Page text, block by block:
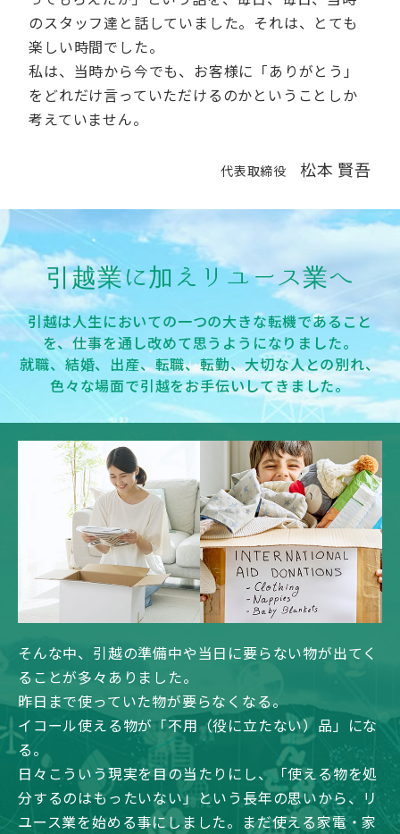
のスタッフ達と話していました。それは、とても
楽しい時間でした。
私は、当時から今でも、お客様に「ありがとう」
をどれだけ言っていただけるのかということしか
考えていません。
代表取締役 松本 賢吾
引越業に加えリユース業へ
引越は人生においての一つの大きな転機であること
を、仕事を通し改めて思うようになりました。
就職、結婚、出産、転職、転勤、大切な人との別れ、
色々な場面で引越をお手伝いしてきました。
そんな中、引越の準備中や当日に要らない物が出てく
ることが多々ありました。
昨日まで使っていた物が要らなくなる。
イコール使える物が「不用（役に立たない）品」にな
る。
日々こういう現実を目の当たりにし、「使える物を処
分するのはもったいない」という長年の思いから、リ
ユース業を始める事にしました。まだ使える家電・家